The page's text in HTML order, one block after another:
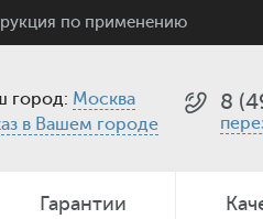
по применению
город: Москва
в Вашем городе
8
Гарантии